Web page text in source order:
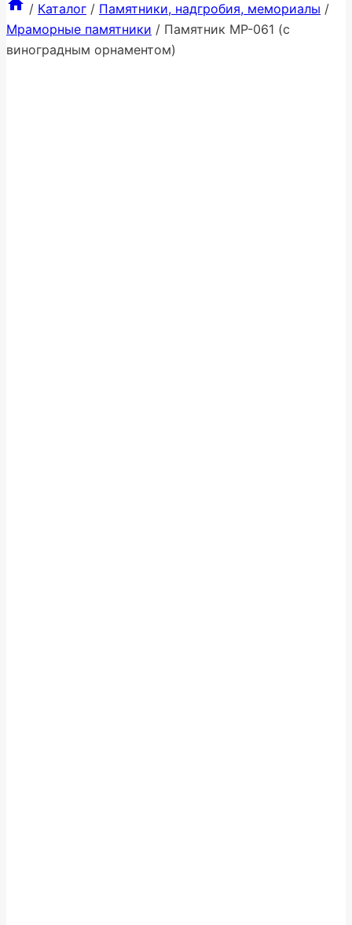
/ Каталог / Памятники, надгробия, мемориалы /
Мраморные памятники / Памятник МР-061 (с
виноградным орнаментом)